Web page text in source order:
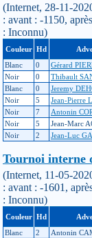
(Internet, 28-11-
: avant : -1150,
: Inconnu)
Couleur Hd
Blanc
0 Gérard
Noir
0 Thibault
Blanc
0 Jeremy
Noir
5 Jean-Pierre
Noir
7 Antonin
Noir
5 Jean-Marc
Noir
2 Jean-Luc
Tournoi interne
(Internet, 11-05-
: avant : -1601,
: Inconnu)
Couleur Hd
Blanc
2 Antonin